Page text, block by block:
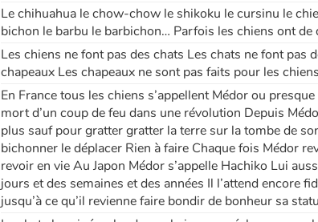
Le chihuahua le chow-chow le shikoku le cursinu le
bichon le barbu le barbichon… Parfois les chiens ont de
Les chiens ne font pas des chats Les chats ne font pas
chapeaux Les chapeaux ne sont pas faits pour les chiens
En France tous les chiens s’appellent Médor ou
mort d’un coup de feu dans une révolution Depuis
plus sauf pour gratter gratter la terre sur la tombe de
bichonner le déplacer Rien à faire Chaque fois Médor
revoir en vie Au Japon Médor s’appelle Hachiko Lui
jours et des semaines et des années Il l’attend encore
jusqu’à ce qu’il revienne faire bondir de bonheur sa